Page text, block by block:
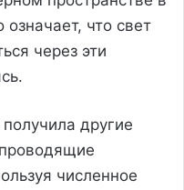
означает, что свет
через эти
другие
численное